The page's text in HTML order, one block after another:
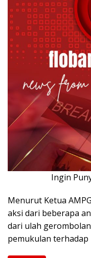
Ingin
Menurut Ketua
aksi dari beberapa
dari ulah
pemukulan terhadap